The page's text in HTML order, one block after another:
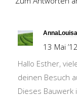
AnnaLouisa
13 Mai
Hallo Esther,
deinen Besuch
Dieses Bauwerk